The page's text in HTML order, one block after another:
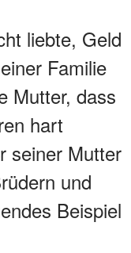
liebte, Geld
Familie
Mutter, dass
hart
seiner Mutter
und
Beispiel